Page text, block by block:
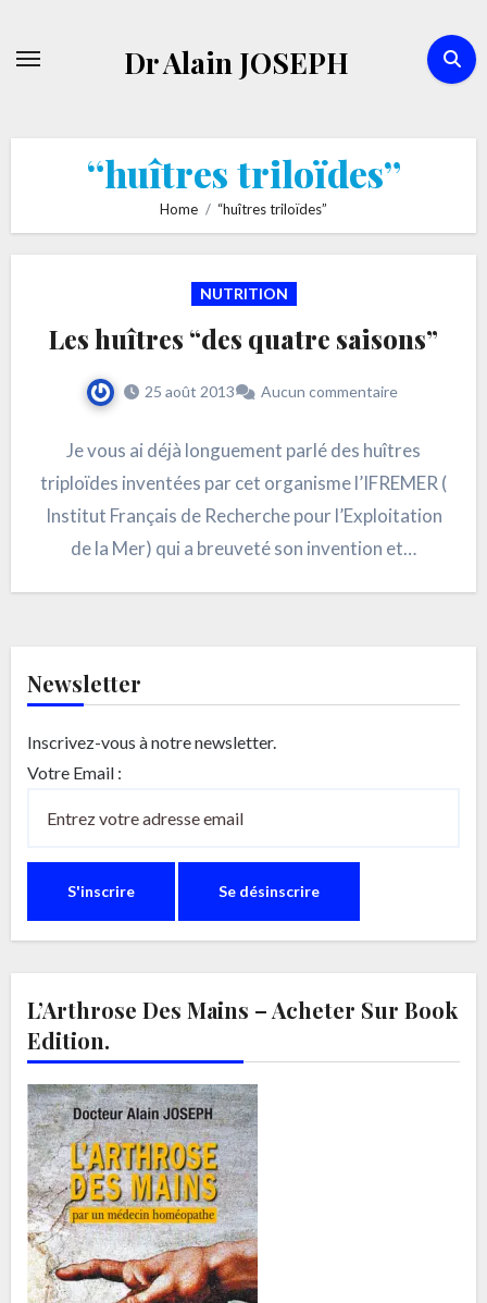
Dr Alain JOSEPH
“huîtres triloïdes”
Home “huîtres triloïdes”
NUTRITION
Les huîtres “des quatre saisons”
25 août 2013 Aucun commentaire
Je vous ai déjà longuement parlé des huîtres
triploïdes inventées par cet organisme l’IFREMER (
Institut Français de Recherche pour l’Exploitation
de la Mer) qui a breuveté son invention et…
Newsletter
Inscrivez-vous à notre newsletter.
Votre Email :
L’Arthrose Des Mains – Acheter Sur Book
Edition.